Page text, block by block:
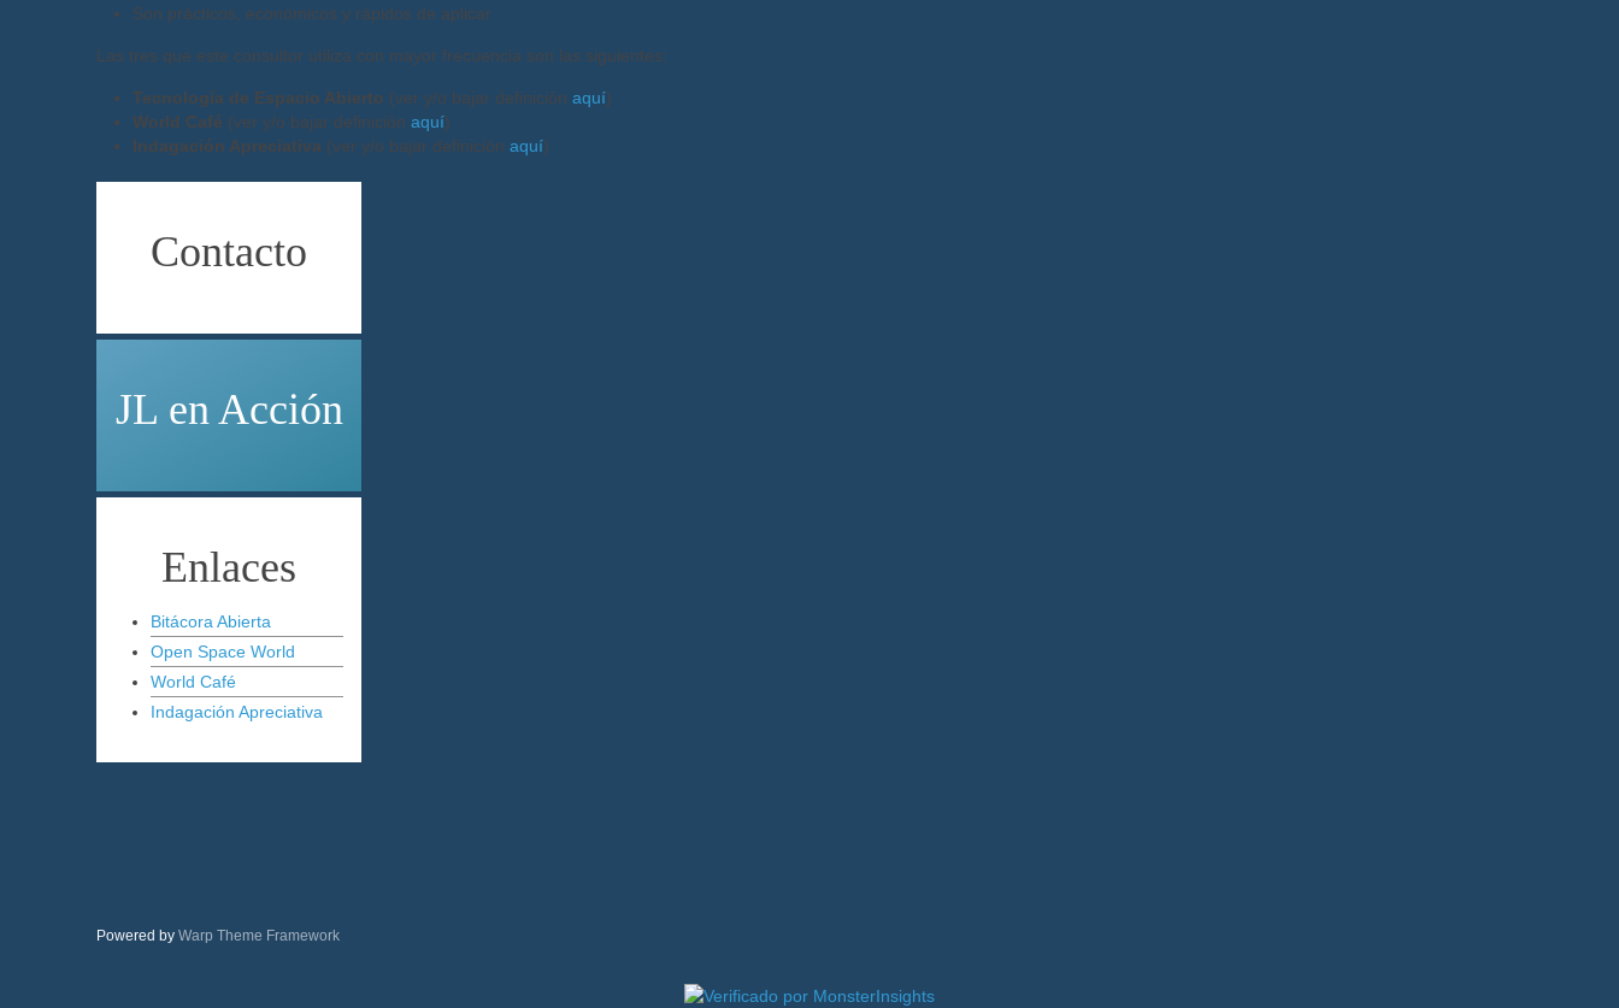
Son prácticos, económicos y rápidos de aplicar
Las tres que este consultor utiliza con mayor frecuencia son las siguientes:
Tecnología de Espacio Abierto (ver y/o bajar definición aquí)
World Café (ver y/o bajar definición aquí)
Indagación Apreciativa (ver y/o bajar definición aquí)
Contacto
JL en Acción
Enlaces
Bitácora Abierta
Open Space World
World Café
Indagación Apreciativa
Powered by Warp Theme Framework